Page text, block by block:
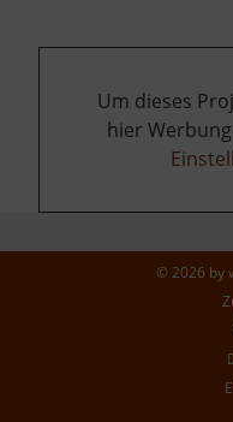
Um dieses
hier
© 2026 by